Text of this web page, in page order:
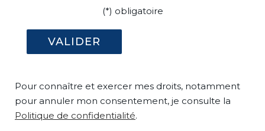
(*) obligatoire
Pour connaître et exercer mes droits, notamment
pour annuler mon consentement, je consulte la
Politique de confidentialité.